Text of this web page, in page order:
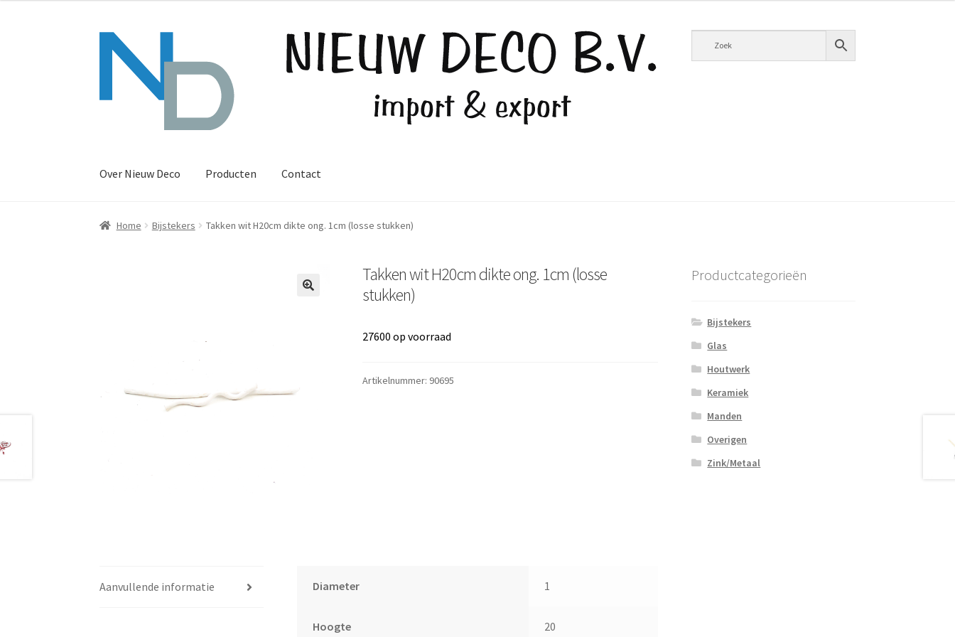
Ga
door
Ga
naar
Over Nieuw Deco Producten Contact
Home Bijstekers Takken wit H20cm dikte ong. 1cm (losse stukken)
Takken wit H20cm dikte ong. 1cm (losse
stukken)
27600 op voorraad
Artikelnummer: 90695
Aanvullende informatie Diameter 1
Hoogte 20
Productcategorieën
Bijstekers
Glas
Houtwerk
Keramiek
Manden
Overigen
Zink/Metaal